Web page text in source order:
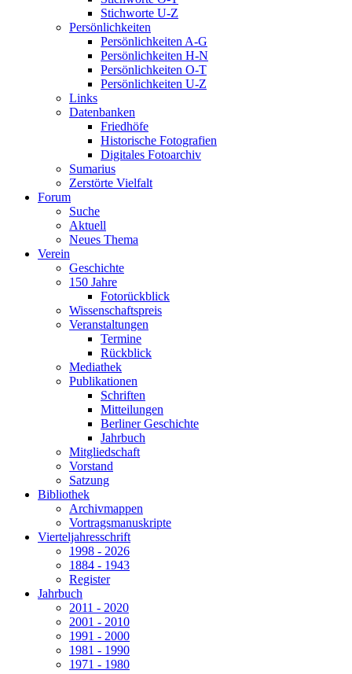
Stichworte U-Z
Persönlichkeiten
Persönlichkeiten A-G
Persönlichkeiten H-N
Persönlichkeiten O-T
Persönlichkeiten U-Z
Links
Datenbanken
Friedhöfe
Historische Fotografien
Digitales Fotoarchiv
Sumarius
Zerstörte Vielfalt
Forum
Suche
Aktuell
Neues Thema
Verein
Geschichte
150 Jahre
Fotorückblick
Wissenschaftspreis
Veranstaltungen
Termine
Rückblick
Mediathek
Publikationen
Schriften
Mitteilungen
Berliner Geschichte
Jahrbuch
Mitgliedschaft
Vorstand
Satzung
Bibliothek
Archivmappen
Vortragsmanuskripte
Vierteljahresschrift
1998 - 2026
1884 - 1943
Register
Jahrbuch
2011 - 2020
2001 - 2010
1991 - 2000
1981 - 1990
1971 - 1980